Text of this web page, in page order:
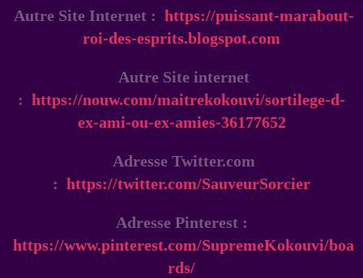
Autre Site Internet : https://puissant-marabout-
roi-des-esprits.blogspot.com
Autre Site internet
: https://nouw.com/maitrekokouvi/sortilege-d-
ex-ami-ou-ex-amies-36177652
Adresse Twitter.com
: https://twitter.com/SauveurSorcier
Adresse Pinterest :
https://www.pinterest.com/SupremeKokouvi/boa
rds/